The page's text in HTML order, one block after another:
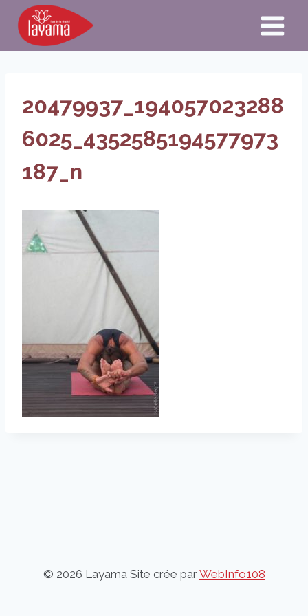
Aller
contenu
20479937_194057023288
6025_4352585194577973
187_n
© 2026 Layama Site crée parWebInfo108